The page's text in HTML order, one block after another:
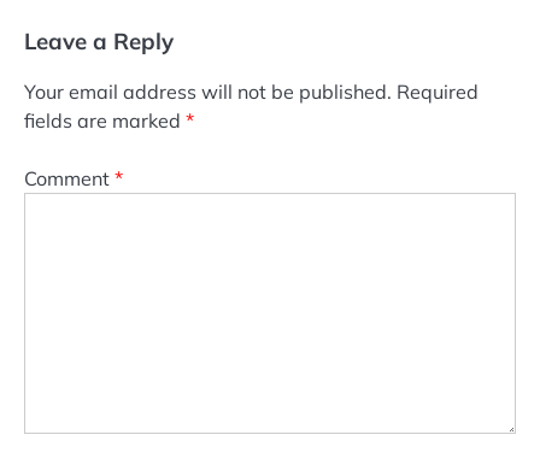
Leave a Reply
Your email address will not be published. Required
fields are marked *
Comment *